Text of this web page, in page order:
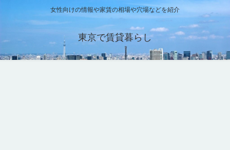
女性向けの情報や家賃の相場や穴場などを紹介
東京で賃貸暮らし